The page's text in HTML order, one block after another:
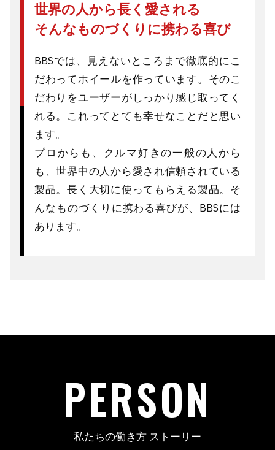
世界の人から長く愛される
そんなものづくりに携わる喜び
BBSでは、見えないところまで徹底的にこ
だわってホイールを作っています。そのこ
だわりをユーザーがしっかり感じ取ってく
れる。これってとても幸せなことだと思い
ます。
プロからも、クルマ好きの一般の人から
も、世界中の人から愛され信頼されている
製品。長く大切に使ってもらえる製品。そ
んなものづくりに携わる喜びが、BBSには
あります。
PERSON
私たちの働き方 ストーリー